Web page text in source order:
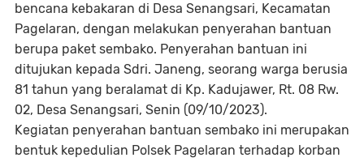
bencana kebakaran di Desa Senangsari, Kecamatan
Pagelaran, dengan melakukan penyerahan bantuan
berupa paket sembako. Penyerahan bantuan ini
ditujukan kepada Sdri. Janeng, seorang warga berusia
81 tahun yang beralamat di Kp. Kadujawer, Rt. 08 Rw.
02, Desa Senangsari, Senin (09/10/2023).
Kegiatan penyerahan bantuan sembako ini merupakan
bentuk kepedulian Polsek Pagelaran terhadap korban